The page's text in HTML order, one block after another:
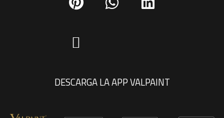
DESCARGA LA APP VALPAINT